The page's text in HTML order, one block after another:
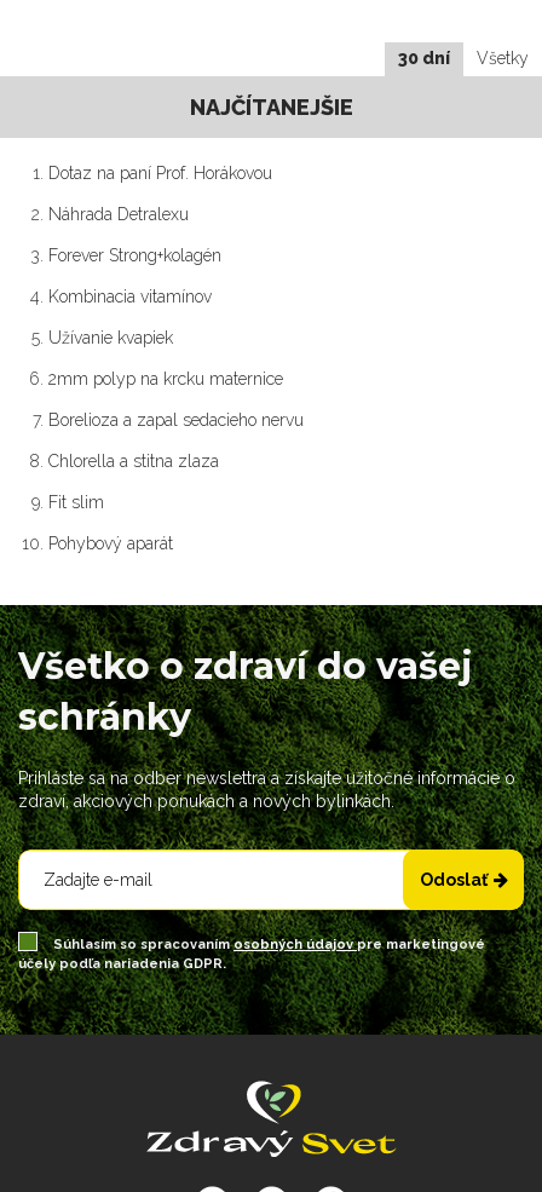
30 dní Všetky
NAJČÍTANEJŠIE
Dotaz na paní Prof. Horákovou
Náhrada Detralexu
Forever Strong+kolagén
Kombinacia vitamínov
Užívanie kvapiek
2mm polyp na krcku maternice
Borelioza a zapal sedacieho nervu
Chlorella a stitna zlaza
Fit slim
Pohybový aparát
Všetko o zdraví do vašej
schránky
Prihláste sa na odber newslettra a získajte užitočné informácie o
zdraví, akciových ponukách a nových bylinkách.
Odoslať
Súhlasím so spracovanímosobných údajovpre marketingové
účely podľa nariadenia GDPR.